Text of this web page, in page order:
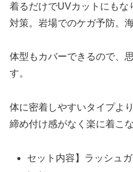
着るだけでUVカットにもな
対策。岩場でのケガ予防。
体型もカバーできるので、
す。
体に密着しやすいタイプよ
締め付け感がなく楽に着こ
セット内容】ラッシュ